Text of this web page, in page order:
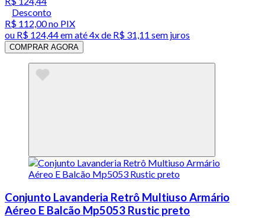
Desconto
R$ 112,00no PIX
ou R$ 124,44em até4x de R$ 31,11 sem juros
COMPRAR AGORA
Conjunto Lavanderia Retrô Multiuso Armário
Aéreo E Balcão Mp5053 Rustic preto